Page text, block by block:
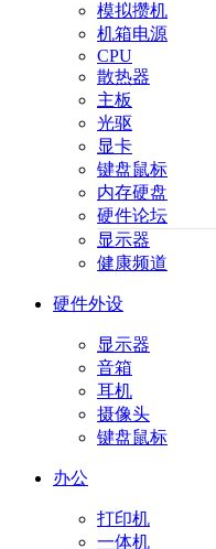
模拟攒机
机箱电源
CPU
散热器
主板
光驱
显卡
键盘鼠标
内存硬盘
硬件论坛
显示器
健康频道
硬件外设
显示器
音箱
耳机
摄像头
键盘鼠标
办公
打印机
一体机